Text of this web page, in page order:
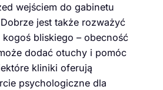
wejściem do gabinetu
jest także rozważyć
kogoś bliskiego – obecność
dodać otuchy i pomóc
kliniki oferują
psychologiczne dla